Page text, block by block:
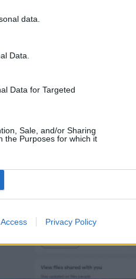
data.
Data.
Data for Targeted
Sale, and/or Sharing
the Purposes for which it
Privacy Policy